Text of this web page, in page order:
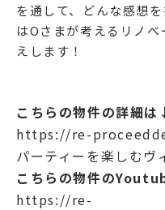
を通して、どんな感想
はOさまが考えるリノ
えします！
こちらの物件の詳細は
https://re-
パーティーを楽しむヴ
こちらの物件の
https://re-